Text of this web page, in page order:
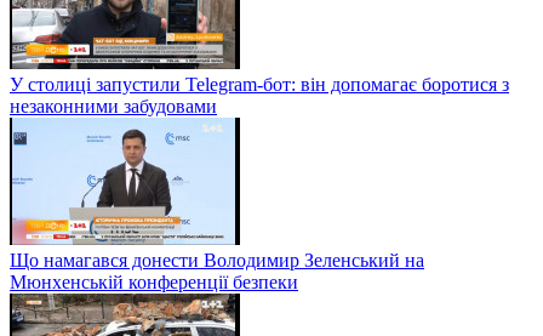
У столиці запустили Telegram-бот: він допомагає боротися з
незаконними забудовами
Що намагався донести Володимир Зеленський на
Мюнхенській конференції безпеки